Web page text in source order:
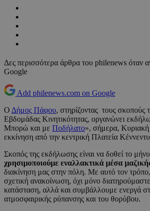
Δες περισσότερα άρθρα του philenews όταν
Google
Add philenews.com on Google
Ο Δήμος Πάφου, στηρίζοντας τους σκοπούς
Εβδομάδας Κινητικότητας, οργανώνει
Μπορώ και με Ποδήλατο», σήμερα,
εκκίνηση από την κεντρική Πλατεία
Σκοπός της εκδήλωσης είναι να δοθεί το
χρησιμοποιούμε εναλλακτικά μέσα
διακίνηση μας στην πόλη. Με αυτό τον
σχετική ανακοίνωση, όχι μόνο
κατάσταση, αλλά και συμβάλλουμε ενεργά
ατμοσφαιρικής ρύπανσης και του θορύβου.